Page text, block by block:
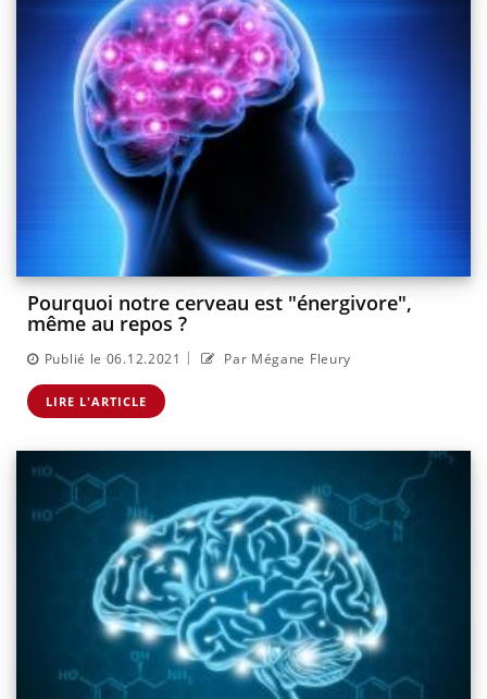
Pourquoi notre cerveau est "énergivore",
même au repos ?
Publié le 06.12.2021 | Par Mégane Fleury
LIRE L'ARTICLE